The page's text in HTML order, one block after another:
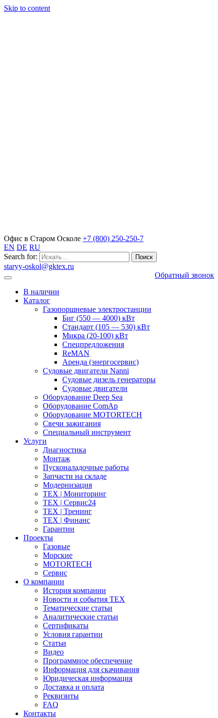
Skip to content
Офис в Старом Осколе +7 (800) 250-250-7
EN DE RU
Search for:
staryy-oskol@gktex.ru
Обратный звонок
В наличии
Каталог
Газопоршневые электростанции
Биг (550 — 4000) кВт
Стандарт (105 — 530) кВт
Микра (20-100) кВт
Спецпредложения
ReMAN
Аренда (энергосервис)
Судовые двигатели Nanni
Судовые дизель генераторы
Судовые двигатели
Оборудование Deep Sea
Оборудование ComAp
Оборудование MOTORTECH
Свечи зажигания
Специальный инструмент
Услуги
Диагностика
Монтаж
Пусконаладочные работы
Запчасти на складе
Модернизация
ТЕХ | Мониторинг
ТЕХ | Сервис24
ТЕХ | Тренинг
ТЕХ | Финанс
Гарантии
Проекты
Газовые
Морские
MOTORTECH
Сервис
О компании
История компании
Новости и события ТЕХ
Тематические статьи
Аналитические статьи
Сертификаты
Условия гарантии
Статьи
Видео
Программное обеспечение
Информация для скачивания
Юридическая информация
Доставка и оплата
Реквизиты
FAQ
Контакты